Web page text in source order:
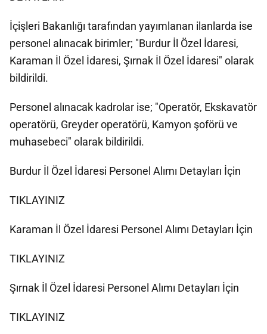
İçişleri Bakanlığı tarafından yayımlanan ilanlarda ise
personel alınacak birimler; "Burdur İl Özel İdaresi,
Karaman İl Özel İdaresi, Şırnak İl Özel İdaresi" olarak
bildirildi.
Personel alınacak kadrolar ise; "Operatör, Ekskavatör
operatörü, Greyder operatörü, Kamyon şoförü ve
muhasebeci" olarak bildirildi.
Burdur İl Özel İdaresi Personel Alımı Detayları İçin
TIKLAYINIZ
Karaman İl Özel İdaresi Personel Alımı Detayları İçin
TIKLAYINIZ
Şırnak İl Özel İdaresi Personel Alımı Detayları İçin
TIKLAYINIZ